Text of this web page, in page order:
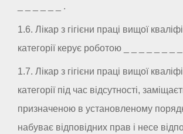
_ _ _ _ _ _ .
1.6. Лікар з гігієни праці вищої
категорії керує роботою _ _ _ _ _ _ _
1.7. Лікар з гігієни праці вищої
категорії під час відсутності,
призначеною в установленому
набуває відповідних прав і несе